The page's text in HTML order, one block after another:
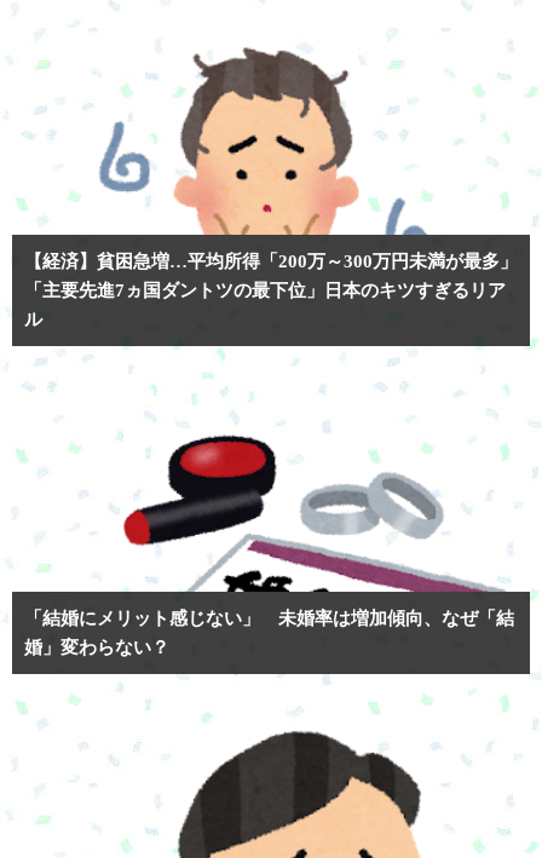
【経済】貧困急増…平均所得「200万～300万円未満が最多」
「主要先進7ヵ国ダントツの最下位」日本のキツすぎるリア
ル
「結婚にメリット感じない」 未婚率は増加傾向、なぜ「結
婚」変わらない？